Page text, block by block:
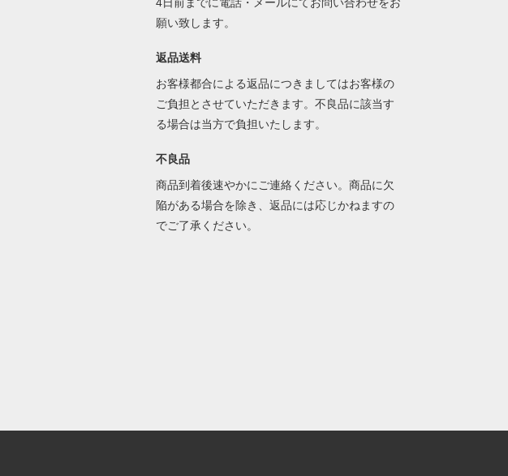
願い致します。
返品送料
お客様都合による返品につきましてはお客様の
ご負担とさせていただきます。不良品に該当す
る場合は当方で負担いたします。
不良品
商品到着後速やかにご連絡ください。商品に欠
陥がある場合を除き、返品には応じかねますの
でご了承ください。